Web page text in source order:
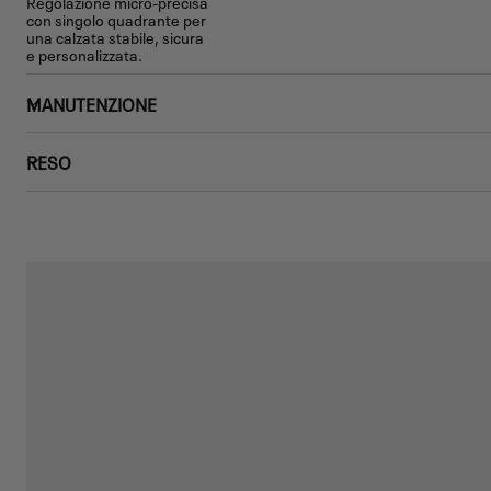
con singolo quadrante per
una calzata stabile, sicura
e personalizzata.
MANUTENZIONE
RESO